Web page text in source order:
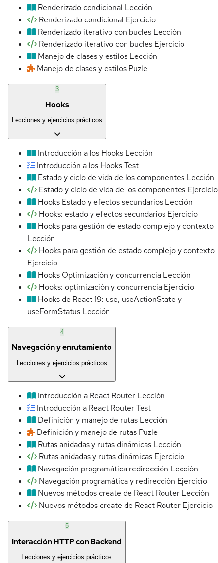
Renderizado condicional Lección
Renderizado condicional Ejercicio
Renderizado iterativo con bucles Lección
Renderizado iterativo con bucles Ejercicio
Manejo de clases y estilos Lección
Manejo de clases y estilos Puzle
3
Hooks
Lecciones y ejercicios prácticos
Introducción a los Hooks Lección
Introducción a los HooksTest
Estado y ciclo de vida de los componentes Lección
Estado y ciclo de vida de los componentes Ejercicio
Hooks Estado y efectos secundarios Lección
Hooks: estado y efectos secundarios Ejercicio
Hooks para gestión de estado complejo y contexto
Lección
Hooks para gestión de estado complejo y contexto
Ejercicio
Hooks Optimización y concurrencia Lección
Hooks: optimización y concurrencia Ejercicio
Hooks de React 19: use, useActionState y
useFormStatus Lección
4
Navegación y enrutamiento
Lecciones y ejercicios prácticos
Introducción a React Router Lección
Introducción a React RouterTest
Definición y manejo de rutas Lección
Definición y manejo de rutas Puzle
Rutas anidadas y rutas dinámicas Lección
Rutas anidadas y rutas dinámicas Ejercicio
Navegación programática redirección Lección
Navegación programática y redirección Ejercicio
Nuevos métodos create de React Router Lección
Nuevos métodos create de React Router Ejercicio
5
Interacción HTTP con Backend
Lecciones y ejercicios prácticos